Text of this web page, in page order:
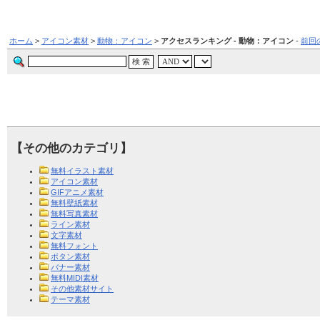
ホーム > アイコン素材 > 動物：アイコン > アクセスランキング - 動物：アイコン - 前回
【その他のカテゴリ】
無料イラスト素材
アイコン素材
GIFアニメ素材
無料壁紙素材
無料写真素材
ライン素材
文字素材
無料フォント
ボタン素材
バナー素材
無料MIDI素材
その他素材サイト
テーマ素材